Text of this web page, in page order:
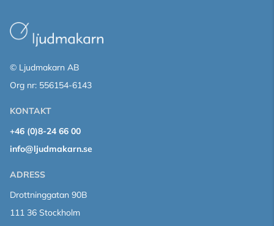
© Ljudmakarn AB
Org nr: 556154-6143
KONTAKT
+46 (0)8-24 66 00
info@ljudmakarn.se
ADRESS
Drottninggatan 90B
111 36 Stockholm